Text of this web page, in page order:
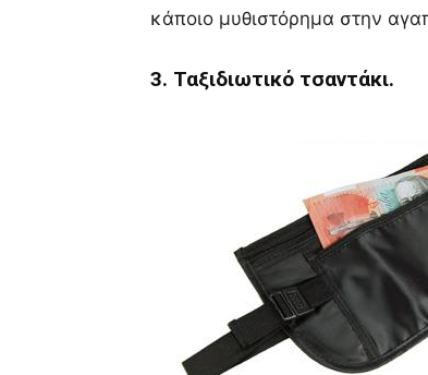
κάποιο μυθιστόρημα στην
3. Ταξιδιωτικό τσαντάκι.